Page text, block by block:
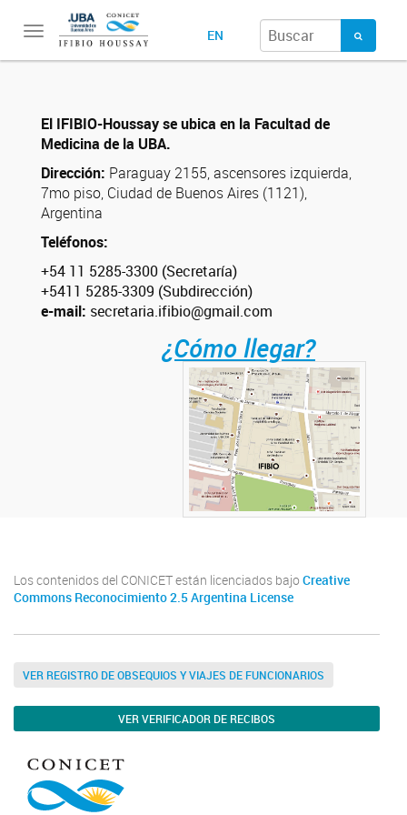
Toggle
navigation
EN
El IFIBIO-Houssay se ubica en la Facultad de
Medicina de la UBA.
Dirección: Paraguay 2155, ascensores izquierda,
7mo piso, Ciudad de Buenos Aires (1121),
Argentina
Teléfonos:
+54 11 5285-3300 (Secretaría)
+5411 5285-3309 (Subdirección)
e-mail: secretaria.ifibio@gmail.com
¿Cómo llegar?
Los contenidos del CONICET están licenciados bajo Creative
Commons Reconocimiento 2.5 Argentina License
VER REGISTRO DE OBSEQUIOS Y VIAJES DE FUNCIONARIOS
VER VERIFICADOR DE RECIBOS